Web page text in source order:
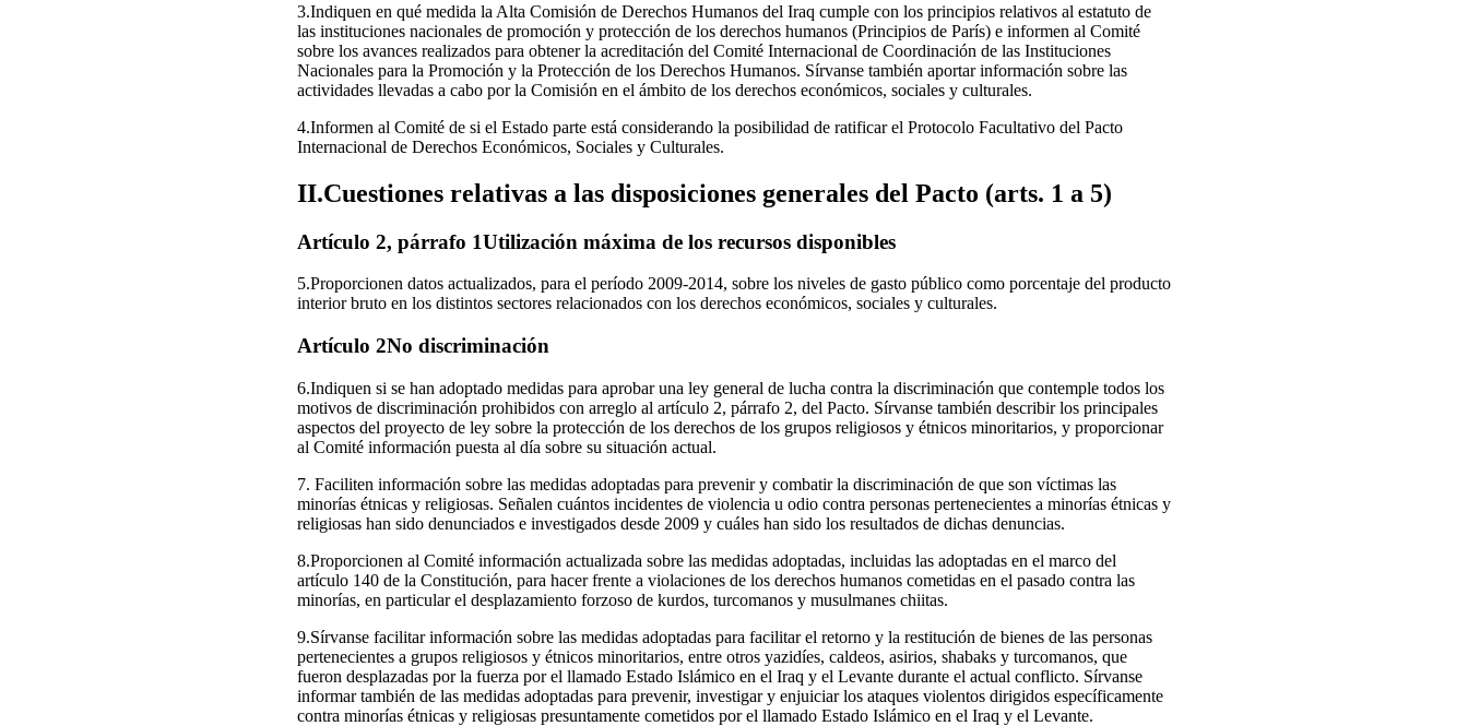
3.Indiquen en qué medida la Alta Comisión de Derechos Humanos del Iraq cumple con los principios relativos al estatuto de
las instituciones nacionales de promoción y protección de los derechos humanos (Principios de París) e informen al Comité
sobre los avances realizados para obtener la acreditación del Comité Internacional de Coordinación de las Instituciones
Nacionales para la Promoción y la Protección de los Derechos Humanos. Sírvanse también aportar información sobre las
actividades llevadas a cabo por la Comisión en el ámbito de los derechos económicos, sociales y culturales.
4.Informen al Comité de si el Estado parte está considerando la posibilidad de ratificar el Protocolo Facultativo del Pacto
Internacional de Derechos Económicos, Sociales y Culturales.
II.Cuestiones relativas a las disposiciones generales del Pacto (arts. 1 a 5)
Artículo 2, párrafo 1Utilización máxima de los recursos disponibles
5.Proporcionen datos actualizados, para el período 2009-2014, sobre los niveles de gasto público como porcentaje del producto
interior bruto en los distintos sectores relacionados con los derechos económicos, sociales y culturales.
Artículo 2No discriminación
6.Indiquen si se han adoptado medidas para aprobar una ley general de lucha contra la discriminación que contemple todos los
motivos de discriminación prohibidos con arreglo al artículo 2, párrafo 2, del Pacto. Sírvanse también describir los principales
aspectos del proyecto de ley sobre la protección de los derechos de los grupos religiosos y étnicos minoritarios, y proporcionar
al Comité información puesta al día sobre su situación actual.
7. Faciliten información sobre las medidas adoptadas para prevenir y combatir la discriminación de que son víctimas las
minorías étnicas y religiosas. Señalen cuántos incidentes de violencia u odio contra personas pertenecientes a minorías étnicas y
religiosas han sido denunciados e investigados desde 2009 y cuáles han sido los resultados de dichas denuncias.
8.Proporcionen al Comité información actualizada sobre las medidas adoptadas, incluidas las adoptadas en el marco del
artículo 140 de la Constitución, para hacer frente a violaciones de los derechos humanos cometidas en el pasado contra las
minorías, en particular el desplazamiento forzoso de kurdos, turcomanos y musulmanes chiitas.
9.Sírvanse facilitar información sobre las medidas adoptadas para facilitar el retorno y la restitución de bienes de las personas
pertenecientes a grupos religiosos y étnicos minoritarios, entre otros yazidíes, caldeos, asirios, shabaks y turcomanos, que
fueron desplazadas por la fuerza por el llamado Estado Islámico en el Iraq y el Levante durante el actual conflicto. Sírvanse
informar también de las medidas adoptadas para prevenir, investigar y enjuiciar los ataques violentos dirigidos específicamente
contra minorías étnicas y religiosas presuntamente cometidos por el llamado Estado Islámico en el Iraq y el Levante.